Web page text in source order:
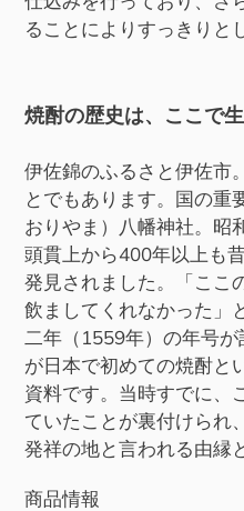
ることによりすっきりと
焼酎の歴史は、ここで生
伊佐錦のふるさと伊佐市
とでもあります。国の重
おりやま）八幡神社。昭
頭貫上から400年以上も
発見されました。「ここ
飲ましてくれなかった」
二年（1559年）の年号
が日本で初めての焼酎と
資料です。当時すでに、
ていたことが裏付けられ
発祥の地と言われる由縁
商品情報